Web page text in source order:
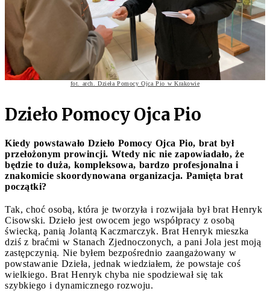
fot. arch. Dzieła Pomocy Ojca Pio w Krakowie
Dzieło Pomocy Ojca Pio
Kiedy powstawało Dzieło Pomocy Ojca Pio, brat był
przełożonym prowincji. Wtedy nic nie zapowiadało, że
będzie to duża, kompleksowa, bardzo profesjonalna i
znakomicie skoordynowana organizacja. Pamięta brat
początki?
Tak, choć osobą, która je tworzyła i rozwijała był brat Henryk
Cisowski. Dzieło jest owocem jego współpracy z osobą
świecką, panią Jolantą Kaczmarczyk. Brat Henryk mieszka
dziś z braćmi w Stanach Zjednoczonych, a pani Jola jest moją
zastępczynią. Nie byłem bezpośrednio zaangażowany w
powstawanie Dzieła, jednak wiedziałem, że powstaje coś
wielkiego. Brat Henryk chyba nie spodziewał się tak
szybkiego i dynamicznego rozwoju.